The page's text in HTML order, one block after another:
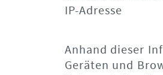
IP-Adresse
Anhand dieser
Geräten und